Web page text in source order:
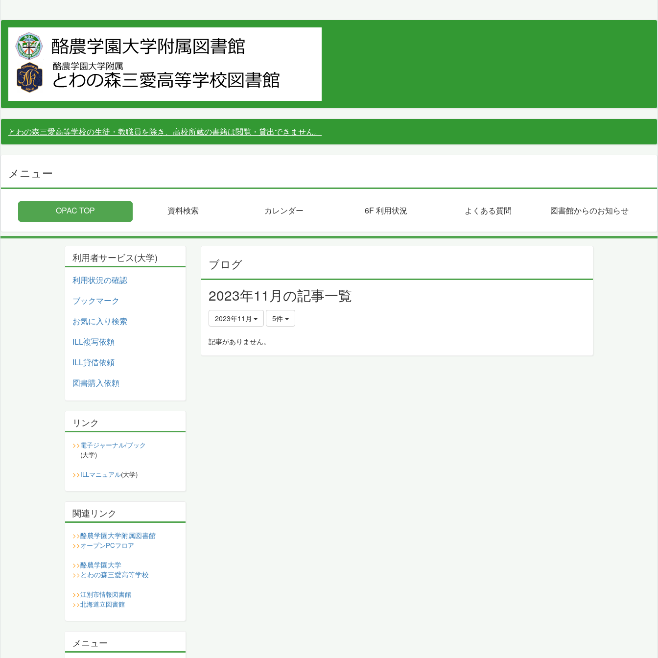
とわの森三愛高等学校の生徒・教職員を除き、高校所蔵の書籍は閲覧・貸出できません。
メニュー
OPAC TOP 資料検索 カレンダー 6F 利用状況 よくある質問 図書館からのお知らせ
ブログ
2023年11月の記事一覧
2023年11月 5件
記事がありません。
利用者サービス(大学)
利用状況の確認
ブックマーク
お気に入り検索
ILL複写依頼
ILL貸借依頼
図書購入依頼
リンク
>>電子ジャーナル/ブック
(大学)
>>ILLマニュアル(大学)
関連リンク
>>酪農学園大学附属図書館
>>オープンPCフロア
>>酪農学園大学
>> とわの森三愛高等学校
>>江別市情報図書館
>>北海道立図書館
メニュー